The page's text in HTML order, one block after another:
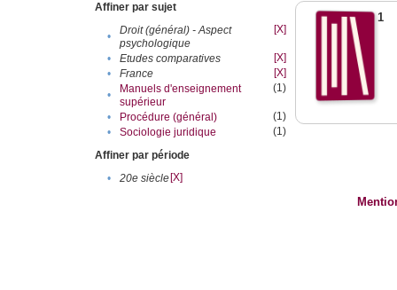
Affiner par sujet
•
Droit (général) - Aspect
psychologique
[X]
• Etudes comparatives
[X]
•
France
[X]
•
Manuels d'enseignement
supérieur
(1)
• Procédure (général)
(1)
•
Sociologie juridique
(1)
Affiner par période
•
20e siècle[X]
1